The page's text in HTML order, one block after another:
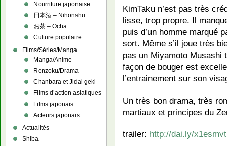
KimTaku n’est pas très
lisse, trop propre. Il
puis d’un homme marqué
sort. Même s’il joue très
pas un Miyamoto Musashi
façon de bouger est
l’entrainement sur son
Un très bon drama, très
martiaux et principes du
trailer: http://dai.ly/x1esmvt
Nourriture japonaise
日本酒 – Nihonshu
お茶 – Ocha
Culture populaire
Films/Séries/Manga
Manga/Anime
Renzoku/Drama
Chanbara et Jidai geki
Films d’action asiatiques
Films japonais
Acteurs japonais
Actualités
Shiba